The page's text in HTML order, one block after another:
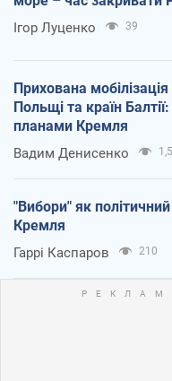
Ігор Луценко 39
Прихована мобілізація
Польщі та країн
планами Кремля
Вадим Денисенко
"Вибори" як
Кремля
Гаррі Каспаров 210